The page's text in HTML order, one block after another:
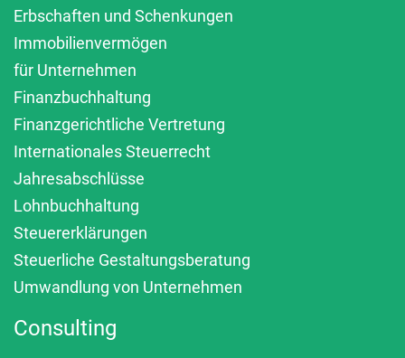
Erbschaften und Schenkungen
Immobilienvermögen
für Unternehmen
Finanzbuchhaltung
Finanzgerichtliche Vertretung
Internationales Steuerrecht
Jahresabschlüsse
Lohnbuchhaltung
Steuererklärungen
Steuerliche Gestaltungsberatung
Umwandlung von Unternehmen
Consulting